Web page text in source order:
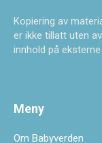
Kopiering av
er ikke tillatt uten
innhold på
Meny
Om Babyverden